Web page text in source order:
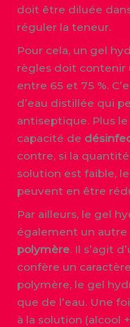
doit être diluée
réguler la teneur.
Pour cela, un gel
règles doit contenir
entre 65 et 75 %.
d’eau distillée qui
antiseptique. Plus
capacité de
contre, si la
solution est faible,
peuvent en être
Par ailleurs, le gel
également un autre
polymère. Il s’agit
confère un
polymère, le gel
que de l’eau. Une
à la solution (alcool